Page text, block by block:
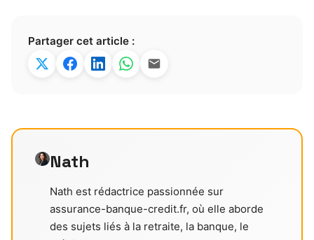
Partager cet article :
Nath
Nath est rédactrice passionnée sur
assurance-banque-credit.fr, où elle aborde
des sujets liés à la retraite, la banque, le